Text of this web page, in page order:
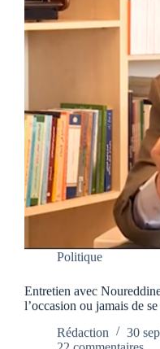
Politique
Entretien avec
l’occasion ou jamais de
Rédaction
30